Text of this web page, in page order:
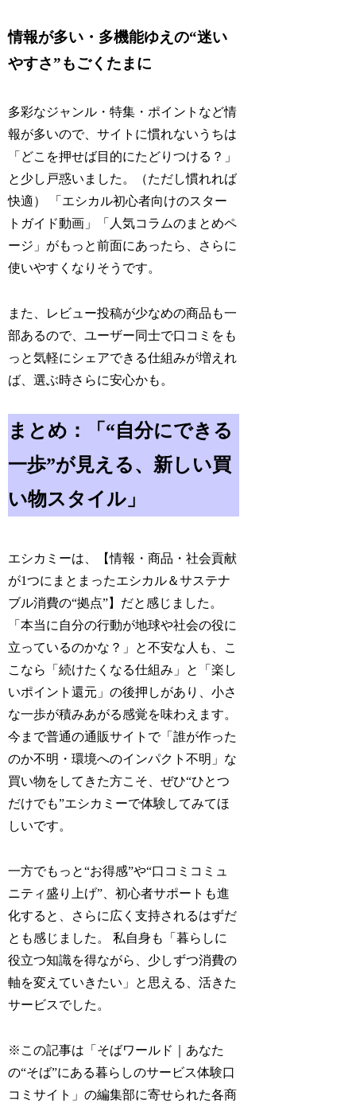
情報が多い・多機能ゆえの“迷い
やすさ”もごくたまに
多彩なジャンル・特集・ポイントなど情
報が多いので、サイトに慣れないうちは
「どこを押せば目的にたどりつける？」
と少し戸惑いました。（ただし慣れれば
快適） 「エシカル初心者向けのスター
トガイド動画」「人気コラムのまとめペ
ージ」がもっと前面にあったら、さらに
使いやすくなりそうです。
また、レビュー投稿が少なめの商品も一
部あるので、ユーザー同士で口コミをも
っと気軽にシェアできる仕組みが増えれ
ば、選ぶ時さらに安心かも。
まとめ：「“自分にできる
一歩”が見える、新しい買
い物スタイル」
エシカミーは、【情報・商品・社会貢献
が1つにまとまったエシカル＆サステナ
ブル消費の“拠点”】だと感じました。
「本当に自分の行動が地球や社会の役に
立っているのかな？」と不安な人も、こ
こなら「続けたくなる仕組み」と「楽し
いポイント還元」の後押しがあり、小さ
な一歩が積みあがる感覚を味わえます。
今まで普通の通販サイトで「誰が作った
のか不明・環境へのインパクト不明」な
買い物をしてきた方こそ、ぜひ“ひとつ
だけでも”エシカミーで体験してみてほ
しいです。
一方でもっと“お得感”や“口コミコミュ
ニティ盛り上げ”、初心者サポートも進
化すると、さらに広く支持されるはずだ
とも感じました。 私自身も「暮らしに
役立つ知識を得ながら、少しずつ消費の
軸を変えていきたい」と思える、活きた
サービスでした。
※この記事は「そばワールド｜あなた
の“そば”にある暮らしのサービス体験口
コミサイト」の編集部に寄せられた各商